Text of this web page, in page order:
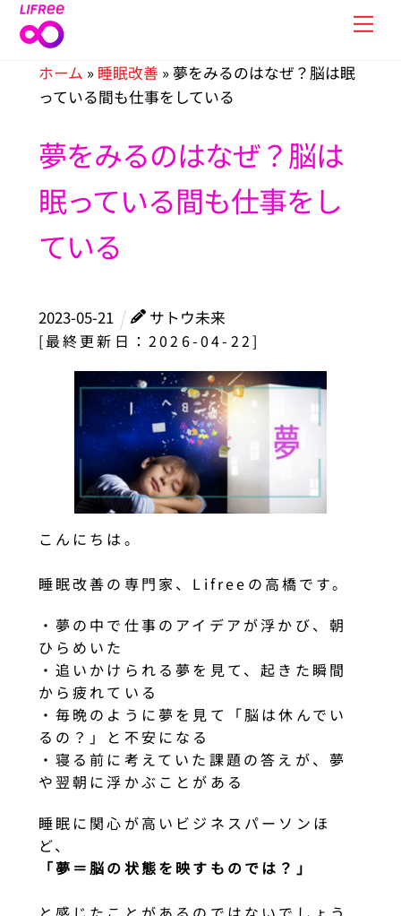
Skip
ホーム » 睡眠改善 »夢をみるのはなぜ？脳は眠
っている間も仕事をしている
夢をみるのはなぜ？脳は
眠っている間も仕事をし
ている
2023-05-21
サトウ未来
[最終更新日：2026-04-22]
こんにちは。
睡眠改善の専門家、Lifreeの高橋です。
・夢の中で仕事のアイデアが浮かび、朝
ひらめいた
・追いかけられる夢を見て、起きた瞬間
から疲れている
・毎晩のように夢を見て「脳は休んでい
るの？」と不安になる
・寝る前に考えていた課題の答えが、夢
や翌朝に浮かぶことがある
睡眠に関心が高いビジネスパーソンほ
ど、
「夢＝脳の状態を映すものでは？」